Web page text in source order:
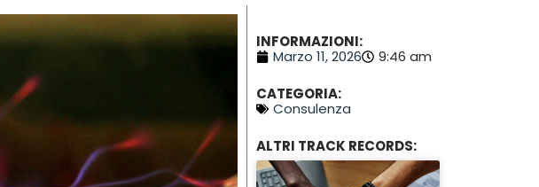
INFORMAZIONI:
Marzo 11, 2026
9:46 am
CATEGORIA:
Consulenza
ALTRI TRACK RECORDS: